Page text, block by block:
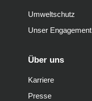
Umweltschutz
Unser Engagement
Über uns
Karriere
Presse